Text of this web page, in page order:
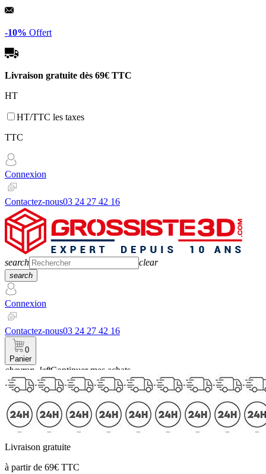
Panneau de gestion des cookies
-10% Offert
Livraison gratuite dès 69€ TTC
HT
HT/TTC les taxes
TTC
Connexion
Contactez-nous03 24 27 42 16
search clear
search
Connexion
Contactez-nous03 24 27 42 16
0
Panier
chevron_leftContinuer mes achats
Panier